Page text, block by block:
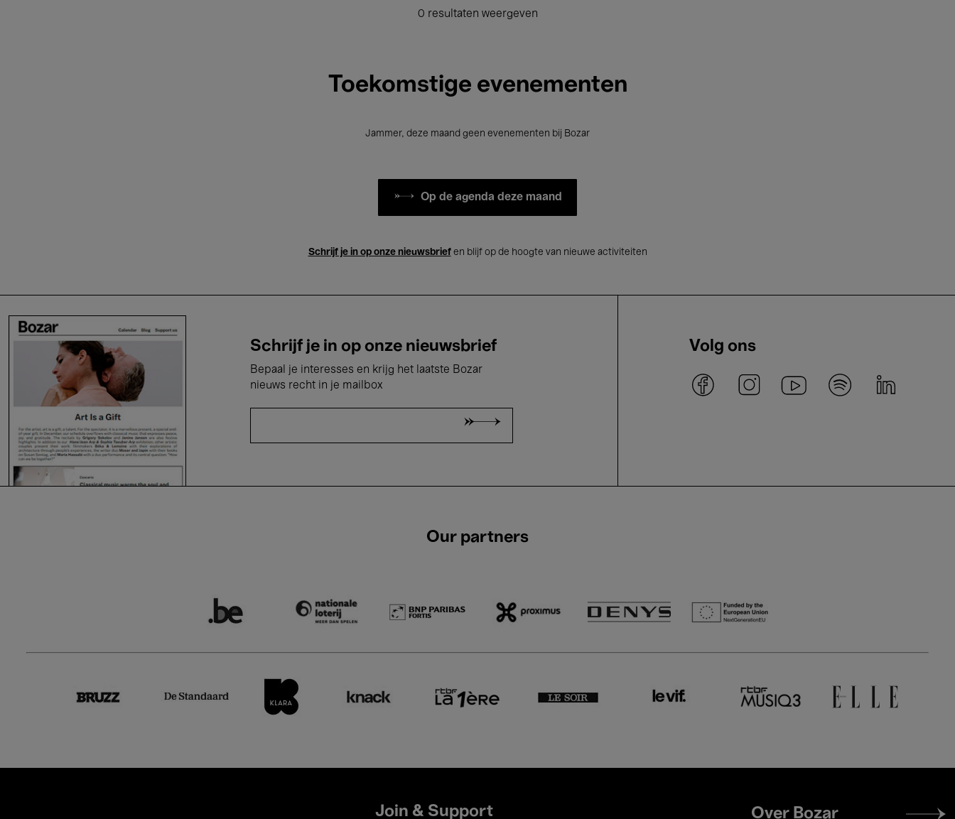
0 resultaten weergeven
Toekomstige evenementen
Jammer, deze maand geen evenementen bij Bozar
Op de agenda deze maand
Schrijf je in op onze nieuwsbriefen blijf op de hoogte van nieuwe activiteiten
Schrijf je in op onze nieuwsbrief
Bepaal je interesses en krijg het laatste Bozar
nieuws recht in je mailbox
Volg ons
Our partners
Join & Support
Footer
Over Bozar